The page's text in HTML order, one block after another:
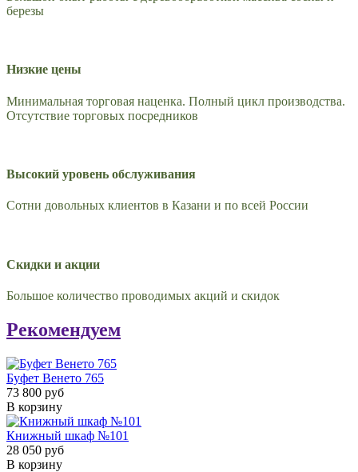
березы
Низкие цены
Минимальная торговая наценка. Полный цикл производства.
Отсутствие торговых посредников
Высокий уровень обслуживания
Сотни довольных клиентов в Казани и по всей России
Скидки и акции
Большое количество проводимых акций и скидок
Рекомендуем
Буфет Венето 765
73 800 руб
В корзину
Книжный шкаф №101
28 050 руб
В корзину